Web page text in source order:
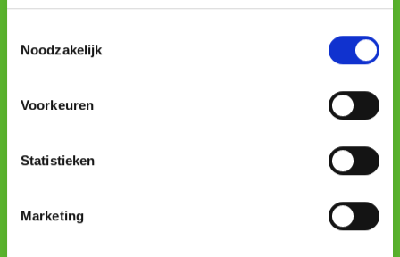
Noodzakelijk
Voorkeuren
Statistieken
Marketing
Déclarations de Confidentialité